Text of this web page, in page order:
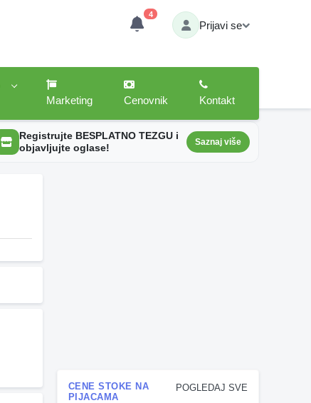
4
Prijavi se
Marketing
Cenovnik Kontakt
Registrujte BESPLATNO TEZGU i
objavljujte oglase!
Saznaj više
POGLEDAJ SVE
CENE STOKE NA
PIJACAMA